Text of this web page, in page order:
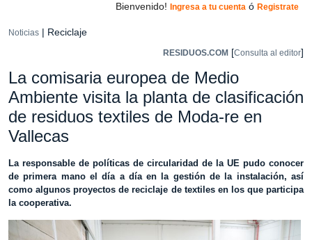
Bienvenido! Ingresa a tu cuenta ó Registrate
Noticias | Reciclaje
RESIDUOS.COM [Consulta al editor]
La comisaria europea de Medio
Ambiente visita la planta de clasificación
de residuos textiles de Moda-re en
Vallecas
La responsable de políticas de circularidad de la UE pudo conocer
de primera mano el día a día en la gestión de la instalación, así
como algunos proyectos de reciclaje de textiles en los que participa
la cooperativa.